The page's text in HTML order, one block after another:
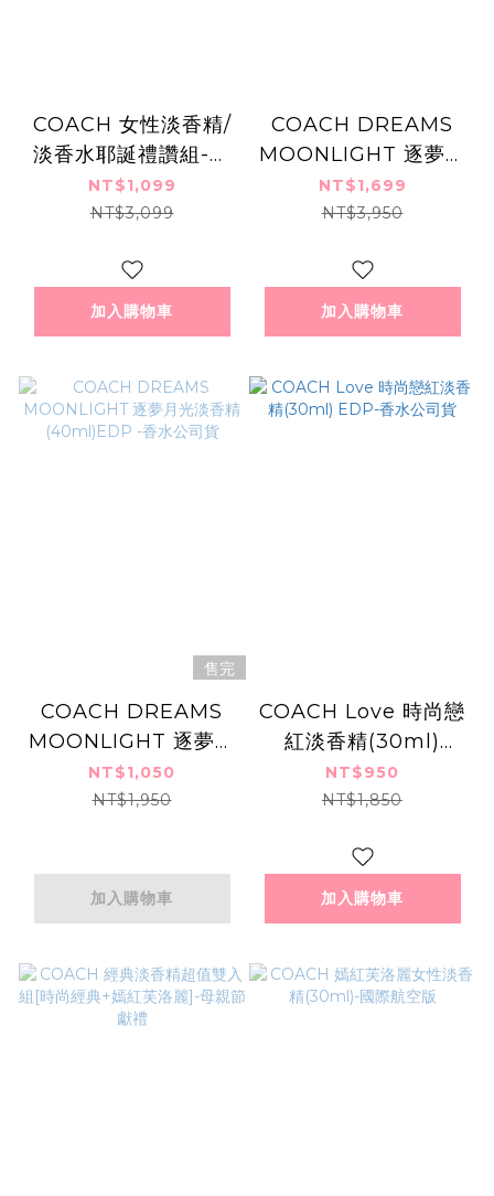
COACH 女性淡香精/
淡香水耶誕禮讚組-多
款
NT$1,099
NT$3,099
加入購物車
COACH DREAMS
MOONLIGHT 逐夢月
光淡香精(90ml)-
TESTER
NT$1,699
NT$3,950
加入購物車
售完
COACH DREAMS
MOONLIGHT 逐夢月
光淡香精(40ml)EDP
-香水公司貨
NT$1,050
NT$1,950
加入購物車
COACH Love 時尚戀
紅淡香精(30ml)
EDP-香水公司貨
NT$950
NT$1,850
加入購物車